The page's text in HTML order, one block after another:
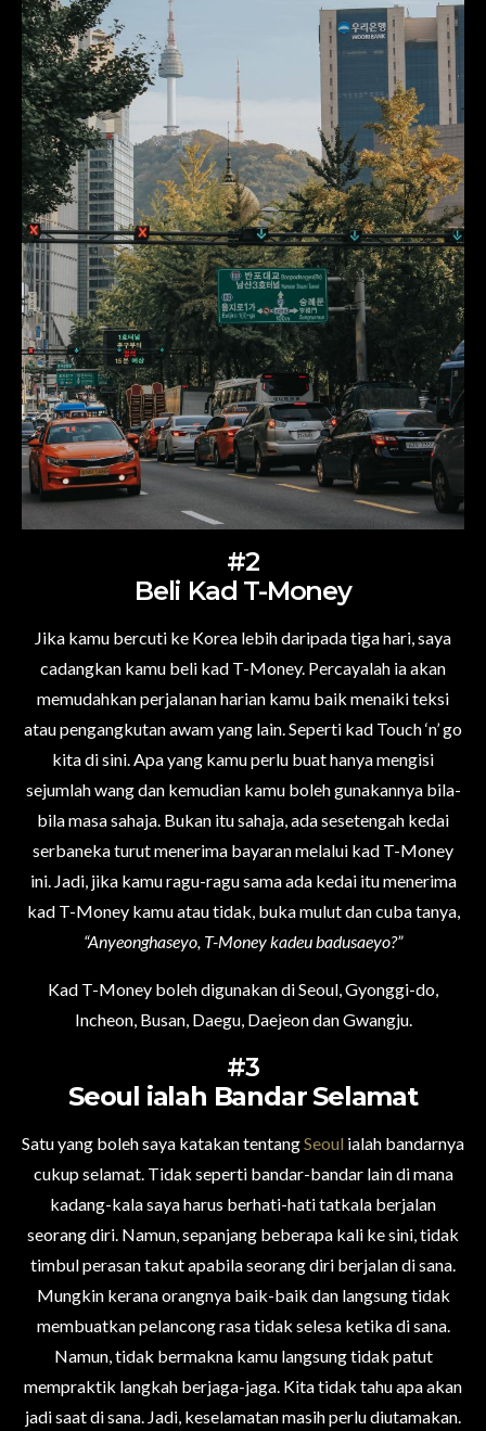
#2
Beli Kad T-Money
Jika kamu bercuti ke Korea lebih daripada tiga hari, saya
cadangkan kamu beli kad T-Money. Percayalah ia akan
memudahkan perjalanan harian kamu baik menaiki teksi
atau pengangkutan awam yang lain. Seperti kad Touch ‘n’ go
kita di sini. Apa yang kamu perlu buat hanya mengisi
sejumlah wang dan kemudian kamu boleh gunakannya bila-
bila masa sahaja. Bukan itu sahaja, ada sesetengah kedai
serbaneka turut menerima bayaran melalui kad T-Money
ini. Jadi, jika kamu ragu-ragu sama ada kedai itu menerima
kad T-Money kamu atau tidak, buka mulut dan cuba tanya,
“Anyeonghaseyo, T-Money kadeu badusaeyo?”
Kad T-Money boleh digunakan di Seoul, Gyonggi-do,
Incheon, Busan, Daegu, Daejeon dan Gwangju.
#3
Seoul ialah Bandar Selamat
Satu yang boleh saya katakan tentangSeoul ialah bandarnya
cukup selamat. Tidak seperti bandar-bandar lain di mana
kadang-kala saya harus berhati-hati tatkala berjalan
seorang diri. Namun, sepanjang beberapa kali ke sini, tidak
timbul perasan takut apabila seorang diri berjalan di sana.
Mungkin kerana orangnya baik-baik dan langsung tidak
membuatkan pelancong rasa tidak selesa ketika di sana.
Namun, tidak bermakna kamu langsung tidak patut
mempraktik langkah berjaga-jaga. Kita tidak tahu apa akan
jadi saat di sana. Jadi, keselamatan masih perlu diutamakan.